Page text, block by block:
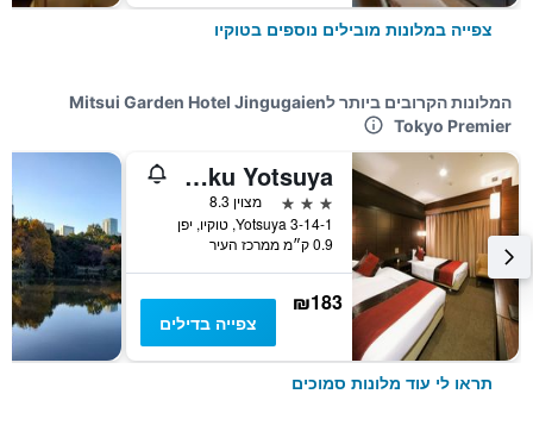
צפייה במלונות מובילים נוספים בטוקיו
המלונות הקרובים ביותר לMitsui Garden Hotel Jingugaien
Tokyo Premier
Koko Hotel Shinjuku Yotsuya
3 כוכבים
מצוין 8.3
3-14-1 Yotsuya, טוקיו, יפן
0.9 ק״מ ממרכז העיר
₪183
צפייה בדילים
תראו לי עוד מלונות סמוכים